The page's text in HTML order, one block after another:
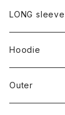
LONG sleeve
Hoodie
Outer